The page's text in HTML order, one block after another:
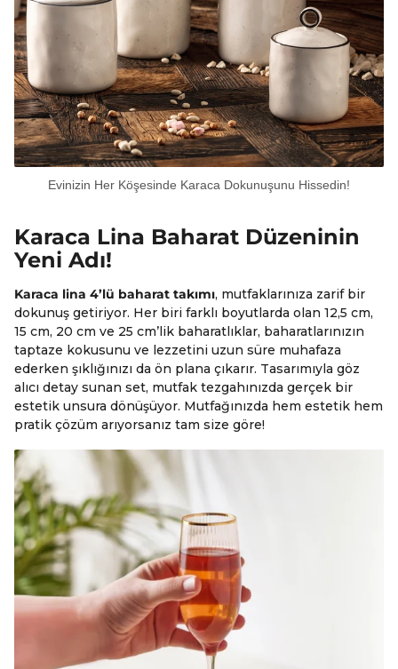
Evinizin Her Köşesinde Karaca Dokunuşunu Hissedin!
Karaca Lina Baharat Düzeninin
Yeni Adı!
Karaca lina 4’lü baharat takımı, mutfaklarınıza zarif bir
dokunuş getiriyor. Her biri farklı boyutlarda olan 12,5 cm,
15 cm, 20 cm ve 25 cm’lik baharatlıklar, baharatlarınızın
taptaze kokusunu ve lezzetini uzun süre muhafaza
ederken şıklığınızı da ön plana çıkarır. Tasarımıyla göz
alıcı detay sunan set, mutfak tezgahınızda gerçek bir
estetik unsura dönüşüyor. Mutfağınızda hem estetik hem
pratik çözüm arıyorsanız tam size göre!